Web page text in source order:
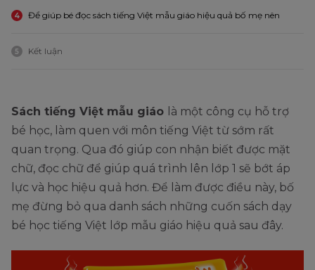
4 Để giúp bé đọc sách tiếng Việt mẫu giáo hiệu quả bố mẹ nên
5 Kết luận
Sách tiếng Việt mẫu giáo là một công cụ hỗ trợ
bé học, làm quen với môn tiếng Việt từ sớm rất
quan trọng. Qua đó giúp con nhận biết được mặt
chữ, đọc chữ để giúp quá trình lên lớp 1 sẽ bớt áp
lực và học hiệu quả hơn. Để làm được điều này, bố
mẹ đừng bỏ qua danh sách những cuốn sách dạy
bé học tiếng Việt lớp mẫu giáo hiệu quả sau đây.